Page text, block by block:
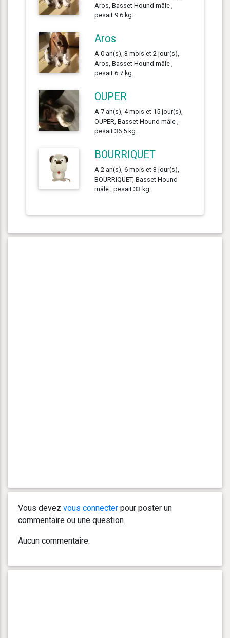
Aros, Basset Hound mâle ,
pesait 9.6 kg.
Aros
A 0 an(s), 3 mois et 2 jour(s),
Aros, Basset Hound mâle ,
pesait 6.7 kg.
OUPER
A 7 an(s), 4 mois et 15 jour(s),
OUPER, Basset Hound mâle ,
pesait 36.5 kg.
BOURRIQUET
A 2 an(s), 6 mois et 3 jour(s),
BOURRIQUET, Basset Hound
mâle , pesait 33 kg.
Vous devez vous connecter pour poster un
commentaire ou une question.
Aucun commentaire.